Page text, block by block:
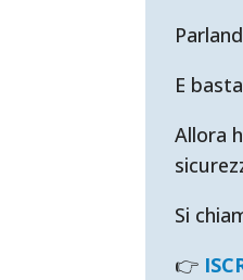
E
Allora
Si
👉